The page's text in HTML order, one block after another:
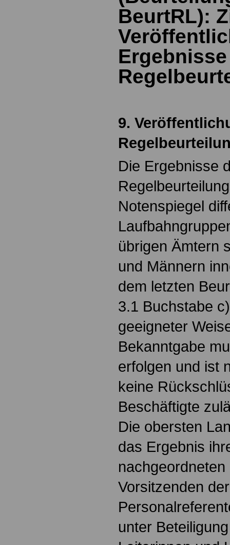
BeurtRL):
9.
Die Ergebnisse
Notenspiegel
übrigen Ämtern
und Männern
dem letzten
3.1 Buchstabe
geeigneter
Bekanntgabe
erfolgen und ist
keine
Beschäftigte
Die obersten
das Ergebnis
Vorsitzenden der
unter